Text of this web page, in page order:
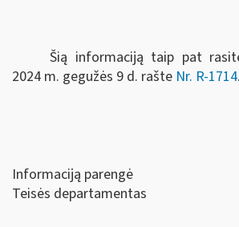
Šią informaciją taip pat
2024 m. gegužės 9 d. rašte Nr. R-1714.
Informaciją parengė
Teisės departamentas